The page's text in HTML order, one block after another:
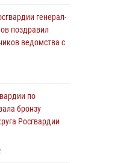
генерал-
поздравил
ведомства с
по
бронзу
Росгвардии